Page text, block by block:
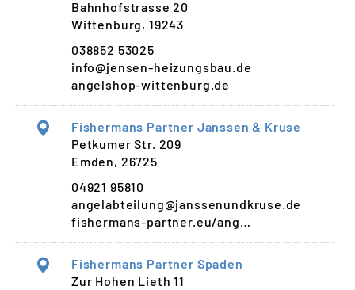
Bahnhofstrasse 20
Wittenburg, 19243
038852 53025
info@jensen-heizungsbau.de
angelshop-wittenburg.de
Fishermans Partner Janssen & Kruse
Petkumer Str. 209
Emden, 26725
04921 95810
angelabteilung@janssenundkruse.de
fishermans-partner.eu/ang…
Fishermans Partner Spaden
Zur Hohen Lieth 11